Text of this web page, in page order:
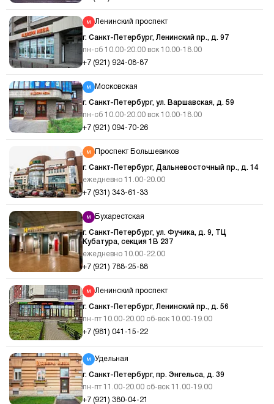
Ленинский проспект
г. Санкт-Петербург, Ленинский пр., д. 97
пн-сб 10.00-20.00 вск 10.00-18.00
+7 (921) 924-08-87
Московская
г. Санкт-Петербург, ул. Варшавская, д. 59
пн-сб 10.00-20.00 вск 10.00-18.00
+7 (921) 094-70-26
Проспект Большевиков
г. Санкт-Петербург, Дальневосточный пр., д. 14
ежедневно 11.00-20.00
+7 (931) 343-61-33
Бухарестская
г. Санкт-Петербург, ул. Фучика, д. 9, ТЦ
Кубатура, секция 1В 237
ежедневно 10.00-22.00
+7 (921) 788-25-88
Ленинский проспект
г. Санкт-Петербург, Ленинский пр., д. 56
пн-пт 10.00-20.00 сб-вск 10.00-19.00
+7 (981) 041-15-22
Удельная
г. Санкт-Петербург, пр. Энгельса, д. 39
пн-пт 11.00-20.00 сб-вск 11.00-19.00
+7 (921) 380-04-21